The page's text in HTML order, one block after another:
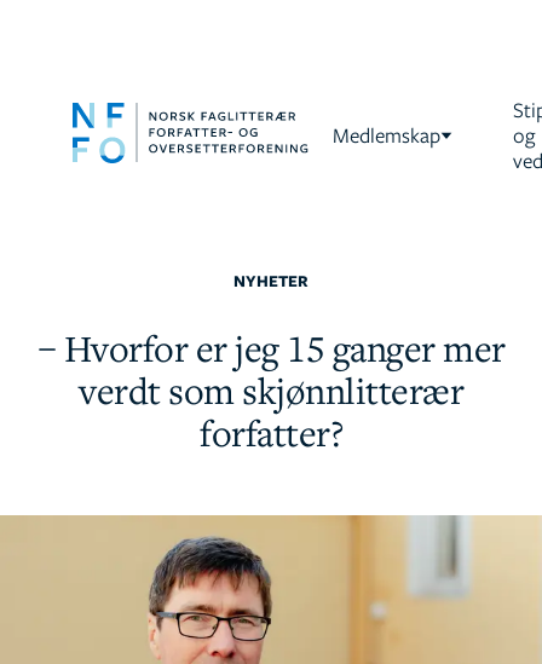
Medlemskap
og
NYHETER
– Hvorfor er jeg 15 ganger mer
verdt som skjønnlitterær
forfatter?